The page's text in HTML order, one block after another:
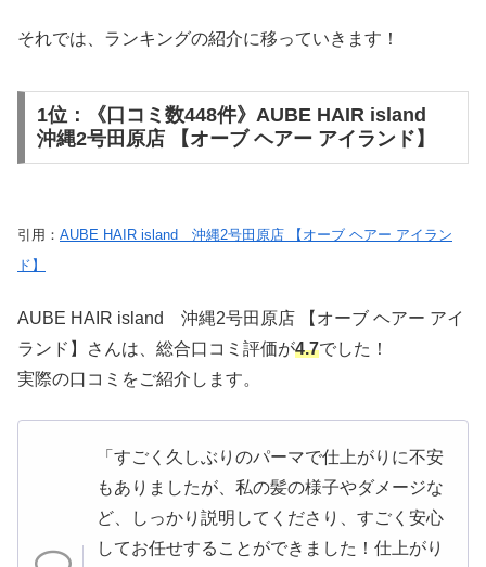
それでは、ランキングの紹介に移っていきます！
1位：《口コミ数448件》AUBE HAIR island
沖縄2号田原店 【オーブ ヘアー アイランド】
引用： AUBE HAIR island 沖縄2号田原店 【オーブ ヘアー アイラン
ド】
AUBE HAIR island 沖縄2号田原店 【オーブ ヘアー アイ
ランド】さんは、総合口コミ評価が4.7でした！
実際の口コミをご紹介します。
「すごく久しぶりのパーマで仕上がりに不安
もありましたが、私の髪の様子やダメージな
ど、しっかり説明してくださり、すごく安心
してお任せすることができました！仕上がり